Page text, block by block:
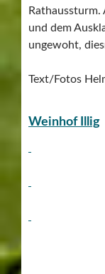
und dem
ungewoht,
Text/Fotos
Weinhof Illig